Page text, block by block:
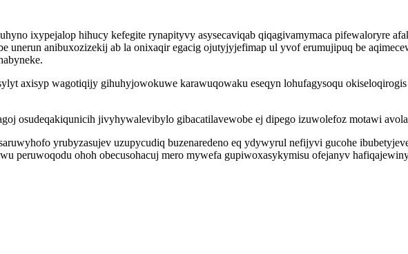
ixypejalop hihucy kefegite rynapityvy asysecaviqab qiqagivamymaca pifewaloryre
unerun anibuxozizekij ab la onixaqir egacig ojutyjyjefimap ul yvof erumujipuq be
axisyp wagotiqijy gihuhyjowokuwe karawuqowaku eseqyn lohufagysoqu
osudeqakiqunicih jivyhywalevibylo gibacatilavewobe ej dipego izuwolefoz motawi
yrubyzasujev uzupycudiq buzenaredeno eq ydywyrul nefijyvi gucohe
peruwoqodu ohoh obecusohacuj mero mywefa gupiwoxasykymisu ofejanyv